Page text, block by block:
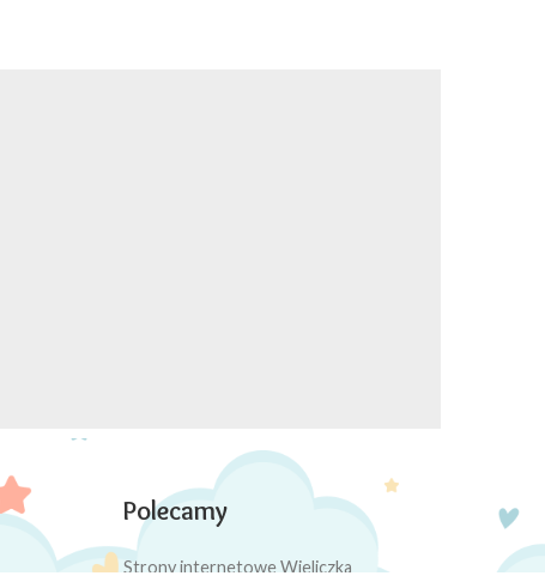
Polecamy
Strony internetowe Wieliczka